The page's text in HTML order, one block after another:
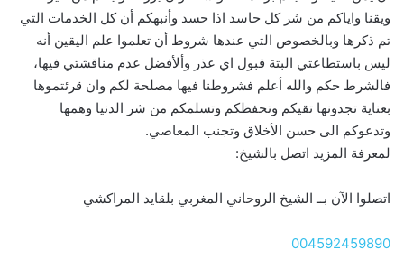
ويقنا واياكم من شر كل حاسد اذا حسد وأنبهكم أن كل الخدمات التي
تم ذكرها وبالخصوص التي عندها شروط أن تعلموا علم اليقين أنه
ليس باستطاعتي البتة قبول اي عذر وألأفضل عدم مناقشتي فيها،
فالشرط حكم والله أعلم فشروطنا فيها مصلحة لكم وان قرئتموها
بعناية تجدونها تقيكم وتحفظكم وتسلمكم من شر الدنيا وهمها
وتدعوكم الى حسن الأخلاق وتجنب المعاصي.
لمعرفة المزيد اتصل بالشيخ:
اتصلوا الآن بــ الشيخ الروحاني المغربي بلقايد المراكشي
004592459890